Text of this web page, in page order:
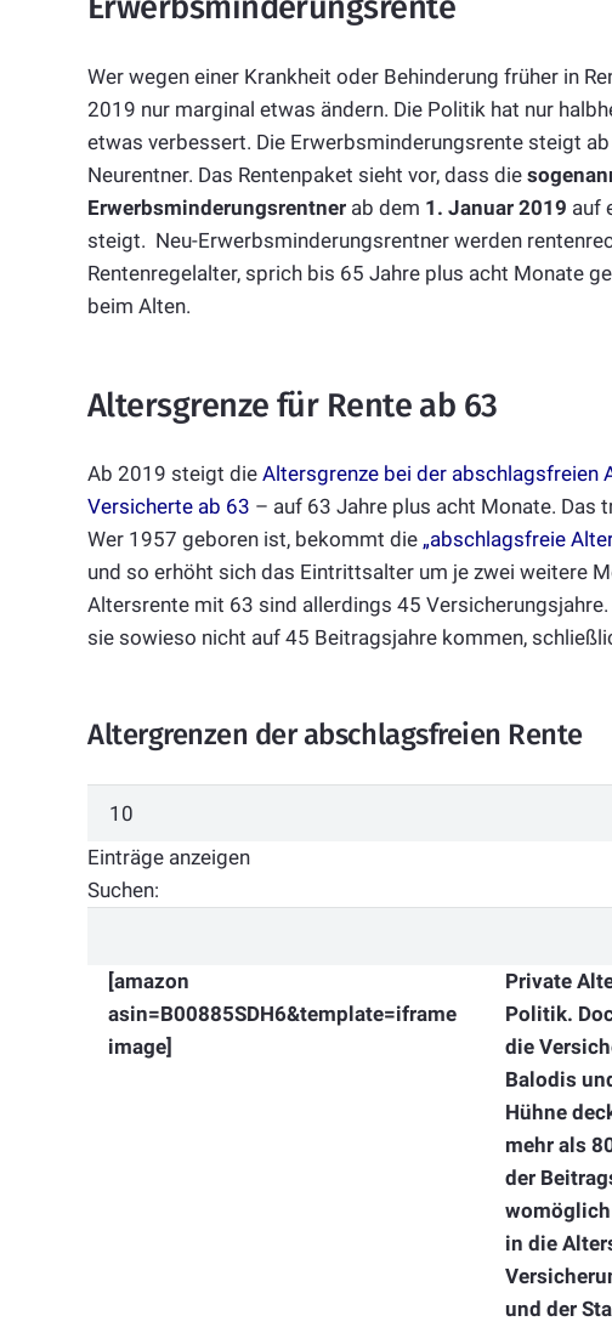
Wer wegen einer Krankheit oder Behinderung früher in
2019 nur marginal etwas ändern. Die Politik hat nur
etwas verbessert. Die Erwerbsminderungsrente steigt
Neurentner. Das Rentenpaket sieht vor, dass die
Erwerbsminderungsrentner ab dem 1. Januar 2019 auf
steigt. Neu-Erwerbsminderungsrentner werden
Rentenregelalter, sprich bis 65 Jahre plus acht Monate
beim Alten.
Altersgrenze für Rente ab 63
Ab 2019 steigt die Altersgrenze bei der abschlagsfreien
Versicherte ab 63 – auf 63 Jahre plus acht Monate.
Wer 1957 geboren ist, bekommt die „abschlagsfreie
und so erhöht sich das Eintrittsalter um je zwei weitere
Altersrente mit 63 sind allerdings 45
sie sowieso nicht auf 45 Beitragsjahre kommen,
Altergrenzen der abschlagsfreien Rente
Einträge anzeigen
Suchen:
[amazon
asin=B00885SDH6&template=iframe
image]
Private
Politik.
die
Balodis
Hühne
mehr als
der
in die
und der